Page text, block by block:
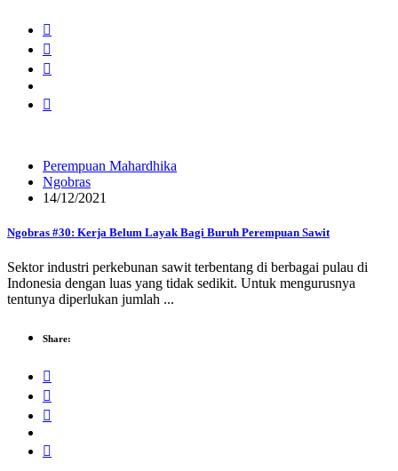
Perempuan Mahardhika
Ngobras
14/12/2021
Ngobras #30: Kerja Belum Layak Bagi Buruh Perempuan Sawit
Sektor industri perkebunan sawit terbentang di berbagai pulau di
Indonesia dengan luas yang tidak sedikit. Untuk mengurusnya
tentunya diperlukan jumlah ...
Share: